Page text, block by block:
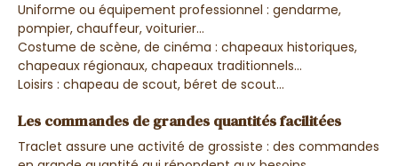
Uniforme ou équipement professionnel : gendarme,
pompier, chauffeur, voiturier…
Costume de scène, de cinéma : chapeaux historiques,
chapeaux régionaux, chapeaux traditionnels...
Loisirs : chapeau de scout, béret de scout…
Les commandes de grandes quantités facilitées
Traclet assure une activité de grossiste : des commandes